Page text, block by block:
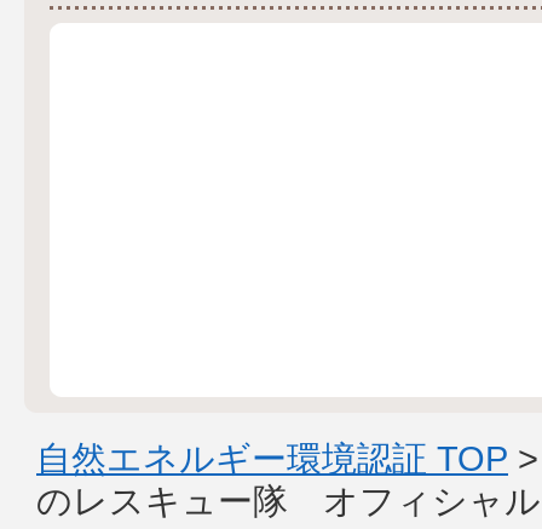
自然エネルギー環境認証 TOP
のレスキュー隊 オフィシャ